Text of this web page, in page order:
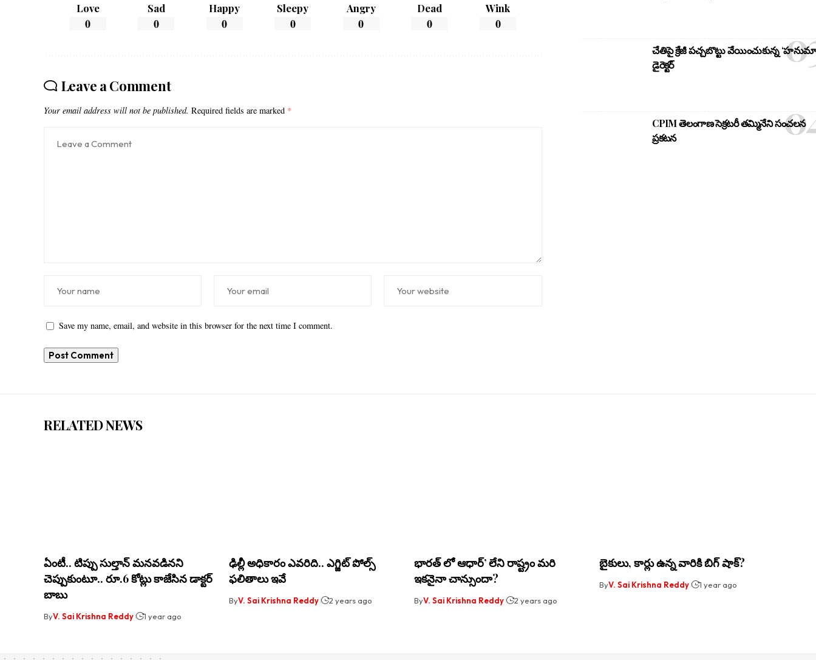
Love
0
Sad
0
Happy
0
Sleepy
0
Angry
0
Dead
0
Wink
0
Leave a Comment
Your email address will not be published. Required fields are marked *
Save my name, email, and website in this browser for the next time I comment.
చేతిపై క్రేజీ పచ్చబొట్టు వేయించుకున్న
డైరెక్టర్
CPIM తెలంగాణ సెక్రటరీ తమ్మినేని సంచలన
ప్రకటన
RELATED NEWS
ఏంటీ.. టిప్పు సుల్తాన్‌ మనవడినని
చెప్పుకుంటూ.. రూ.6 కోట్లు కాజేసిన డాక్టర్‌
బాబు
ByV. Sai Krishna Reddy 1 year ago
ఢిల్లీ అధికారం ఎవ‌రిది.. ఎగ్జిట్ పోల్స్
ఫ‌లితాలు ఇవే
ByV. Sai Krishna Reddy 2 years ago
భారత్ లో ఆధార్’ లేని రాష్ట్రం మరి
ఇకనైనా చాన్సుందా?
ByV. Sai Krishna Reddy 2 years ago
బైకులు, కార్లు ఉన్న వారికి బిగ్ షాక్?
ByV. Sai Krishna Reddy 1 year ago